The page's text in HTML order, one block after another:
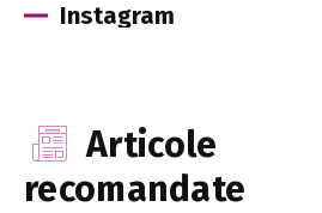
Instagram
Articole
recomandate